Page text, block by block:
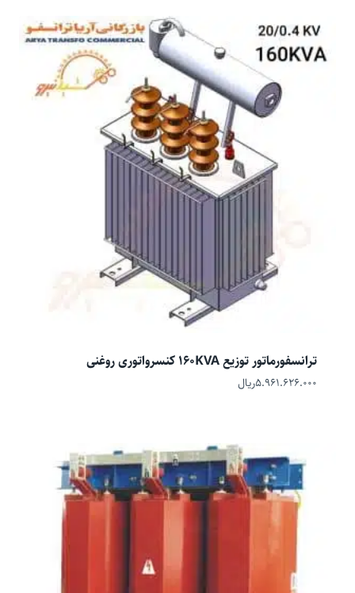
ترانسفورماتور توزیع 160KVA کنسرواتوری روغنی
۵.۹۶۱.۶۲۶.۰۰۰ریال